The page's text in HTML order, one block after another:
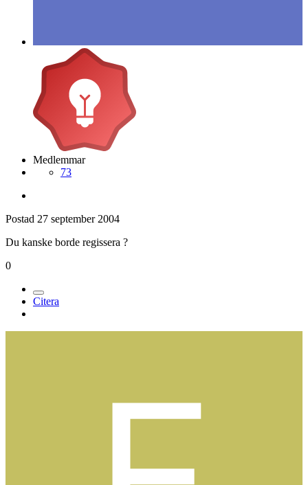
Medlemmar
73
Postad 27 september 2004
Du kanske borde regissera ?
0
Citera